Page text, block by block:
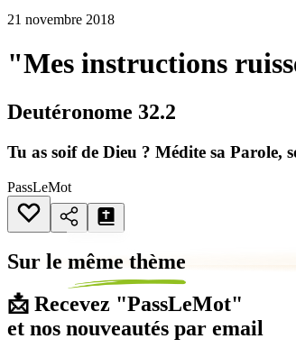
21 novembre 2018
"Mes instructions
Deutéronome 32.2
Tu as soif de Dieu ? Médite sa Parole,
PassLeMot
Sur le même thème
📩 Recevez "PassLeMot"
et nos nouveautés par email